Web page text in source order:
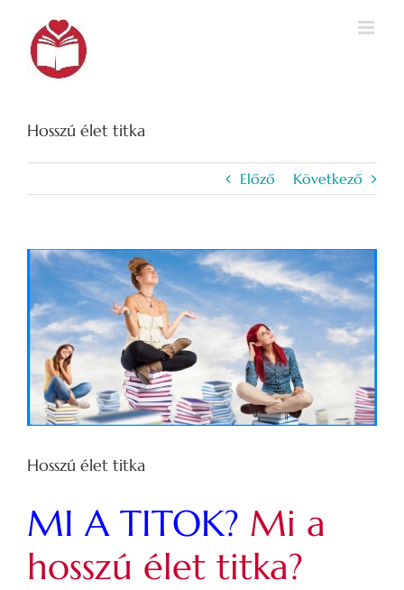
Hosszú élet titka
Előző Következő
View
Larger
Image
Hosszú élet titka
MI A TITOK? Mi a
hosszú élet titka?